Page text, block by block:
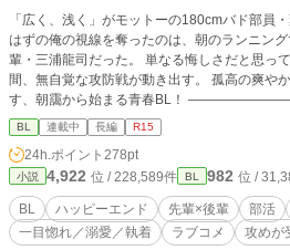
「広く、浅く」がモットーの180cmバド部員
はずの俺の視線を奪ったのは、朝のランニン
輩・三浦龍司だった。 単なる悔しさだと思っていたのに――視線が交わった瞬
間、無自覚な攻防戦が動き出す。 孤高の爽や
す、朝靄から始まる青春BL！ ―――――――――――――――――――― 【第
2回 青春BLコンテスト参加中！】 ※ラストま
ストック（全体の過半数完了）を確保してい
りませんので、安心して最後までお付き合い
更新中！ 少しでもキュンとしたら「お気に入り追加」や投票（24h.ポイント）
で応援していただけると大きな励みになりま
BL 連載中 長編 R15
24h.ポイント 278pt
小説 4,922 位 / 228,589件 BL 982 位 /
BL ハッピーエンド 先輩×後輩 部活
一目惚れ／溺愛／執着
ラブコメ 攻めが